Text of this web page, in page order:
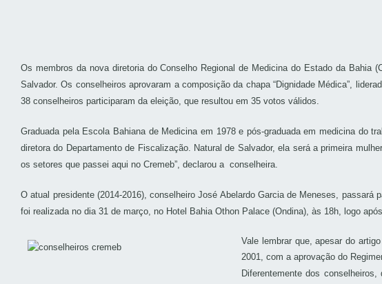
Os membros da nova diretoria do Conselho Regional de Medicina do Estado da Bahia
Salvador. Os conselheiros aprovaram a composição da chapa “Dignidade Médica”,
38 conselheiros participaram da eleição, que resultou em 35 votos válidos.
Graduada pela Escola Bahiana de Medicina em 1978 e pós-graduada em medicina do
diretora do Departamento de Fiscalização. Natural de Salvador, ela será a primeira
os setores que passei aqui no Cremeb”, declarou a conselheira.
O atual presidente (2014-2016), conselheiro José Abelardo Garcia de Meneses,
foi realizada no dia 31 de março, no Hotel Bahia Othon Palace (Ondina), às 18h, logo
Vale lembrar que, apesar do
2001, com a aprovação do
Diferentemente dos